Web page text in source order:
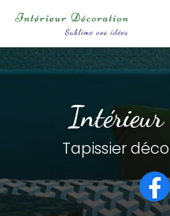
principal
Intérieur
Tapissier